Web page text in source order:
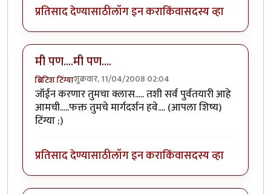
प्रतिसाद देण्यासाठीलॉग इन कराकिंवासदस्य व्हा
मी पण....मी पण....
ब्रिटिश टिंग्याशुक्रवार, 11/04/2008 02:04
जॉईन करणार तुमचा क्लास..... तशी सर्व पुर्वतयारी आहे
आमची.....फक्त तुमचे मार्गदर्शन हवे.... (आपला शिष्य)
टिंग्या ;)
प्रतिसाद देण्यासाठीलॉग इन कराकिंवासदस्य व्हा